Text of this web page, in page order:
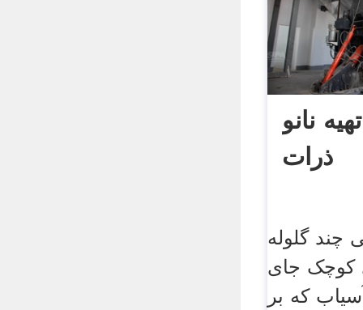
نانو
ذرات
چند گلوله
کوچک جای
که بر